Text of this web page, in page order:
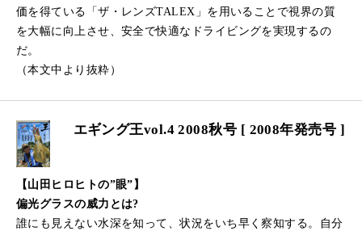
価を得ている「ザ・レンズTALEX」を用いることで視界の質
を大幅に向上させ、安全で快適なドライビングを実現するの
だ。
（本文中より抜粋）
エギング王vol.4 2008秋号 [ 2008年発売号 ]
【山田ヒロヒトの”眼”】
偏光グラスの威力とは?
誰にも見えない水深を知って、状況をいち早く察知する。自分